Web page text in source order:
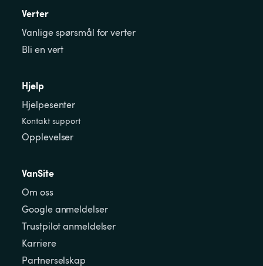
Verter
Vanlige spørsmål for verter
Bli en vert
Hjelp
Hjelpesenter
Kontakt support
Opplevelser
VanSite
Om oss
Google anmeldelser
Trustpilot anmeldelser
Karriere
Partnerselskap